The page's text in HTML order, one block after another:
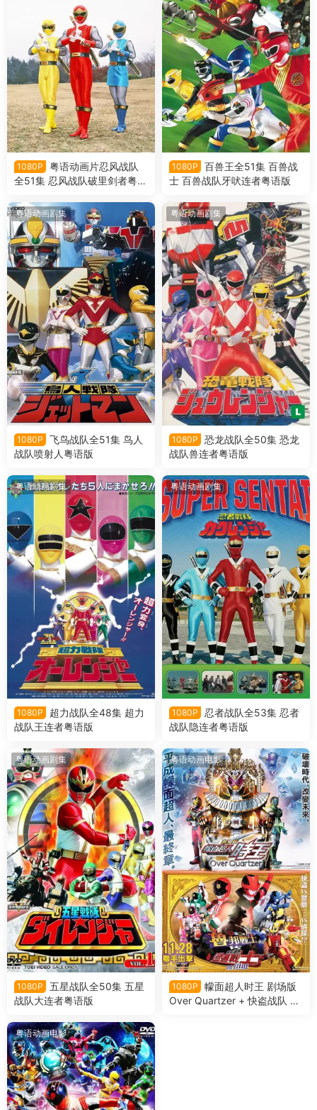
1080P
粤语动画片忍风战队
全51集 忍风战队破里剑者粤语
1080P
百兽王全51集 百兽战
士 百兽战队牙吠连者粤语版
粤语动画剧集
1080P
飞鸟战队全51集 鸟人
战队喷射人粤语版
粤语动画剧集
1080P
恐龙战队全50集 恐龙
战队兽连者粤语版
粤语动画剧集
1080P
超力战队全48集 超力
战队王连者粤语版
粤语动画剧集
1080P
忍者战队全53集 忍者
战队隐连者粤语版
粤语动画剧集
1080P
五星战队全50集 五星
战队大连者粤语版
粤语动画电影
1080P
幪面超人时王 剧场版
Over Quartzer + 快盗战队 鲁
粤语动画电影